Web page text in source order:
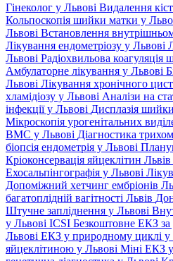
Гінеколог у Львові Видалення
Кольпоскопія шийки матки у
Львові Встановлення
Лікування ендометріозу у Львові
Львові Радіохвильова
Амбулаторне лікування у Львові
Львові Лікування хронічного
хламідіозу у Львові Аналізи на
інфекції у Львові Дисплазія
Мікроскопія урогенітальних
ВМС у Львові Діагностика
біопсія ендометрія у Львові
Кріоконсервація яйцеклітин Львів
Ехосальпінгографія у Львові
Допоміжний хетчинг ембріонів
багатоплідній вагітності Львів
Штучне запліднення у Львові
у Львові ICSI Безкоштовне ЕКЗ
Львові ЕКЗ у природному циклі у
яйцеклітиною у Львові Міні ЕКЗ